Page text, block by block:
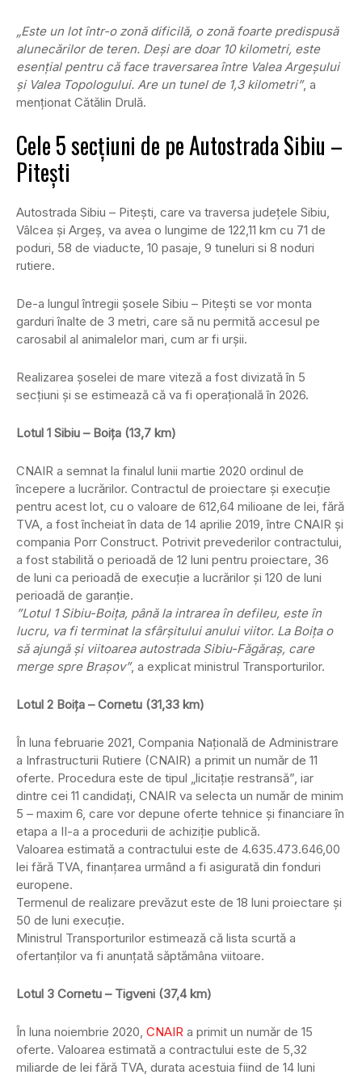
„Este un lot într-o zonă dificilă, o zonă foarte predispusă
alunecărilor de teren. Deşi are doar 10 kilometri, este
esenţial pentru că face traversarea între Valea Argeşului
şi Valea Topologului. Are un tunel de 1,3 kilometri”, a
menționat Cătălin Drulă.
Cele 5 secţiuni de pe Autostrada Sibiu –
Pitești
Autostrada Sibiu – Pitești, care va traversa judeţele Sibiu,
Vâlcea şi Argeş, va avea o lungime de 122,11 km cu 71 de
poduri, 58 de viaducte, 10 pasaje, 9 tuneluri si 8 noduri
rutiere.
De-a lungul întregii șosele Sibiu – Pitești se vor monta
garduri înalte de 3 metri, care să nu permită accesul pe
carosabil al animalelor mari, cum ar fi urșii.
Realizarea şoselei de mare viteză a fost divizată în 5
secţiuni și se estimează că va fi operațională în 2026.
Lotul 1 Sibiu – Boiţa (13,7 km)
CNAIR a semnat la finalul lunii martie 2020 ordinul de
începere a lucrărilor. Contractul de proiectare şi execuţie
pentru acest lot, cu o valoare de 612,64 milioane de lei, fără
TVA, a fost încheiat în data de 14 aprilie 2019, între CNAIR şi
compania Porr Construct. Potrivit prevederilor contractului,
a fost stabilită o perioadă de 12 luni pentru proiectare, 36
de luni ca perioadă de execuţie a lucrărilor şi 120 de luni
perioadă de garanţie.
”Lotul 1 Sibiu-Boiţa, până la intrarea în defileu, este în
lucru, va fi terminat la sfârşitului anului viitor. La Boiţa o
să ajungă şi viitoarea autostrada Sibiu-Făgăraş, care
merge spre Braşov”, a explicat ministrul Transporturilor.
Lotul 2 Boița – Cornetu (31,33 km)
În luna februarie 2021, Compania Națională de Administrare
a Infrastructurii Rutiere (CNAIR) a primit un număr de 11
oferte. Procedura este de tipul „licitație restransă”, iar
dintre cei 11 candidați, CNAIR va selecta un număr de minim
5 – maxim 6, care vor depune oferte tehnice și financiare în
etapa a II-a a procedurii de achiziție publică.
Valoarea estimată a contractului este de 4.635.473.646,00
lei fără TVA, finanțarea urmând a fi asigurată din fonduri
europene.
Termenul de realizare prevăzut este de 18 luni proiectare și
50 de luni execuție.
Ministrul Transporturilor estimează că lista scurtă a
ofertanților va fi anunțată săptămâna viitoare.
Lotul 3 Cornetu – Tigveni (37,4 km)
În luna noiembrie 2020, CNAIR a primit un număr de 15
oferte. Valoarea estimată a contractului este de 5,32
miliarde de lei fără TVA, durata acestuia fiind de 14 luni